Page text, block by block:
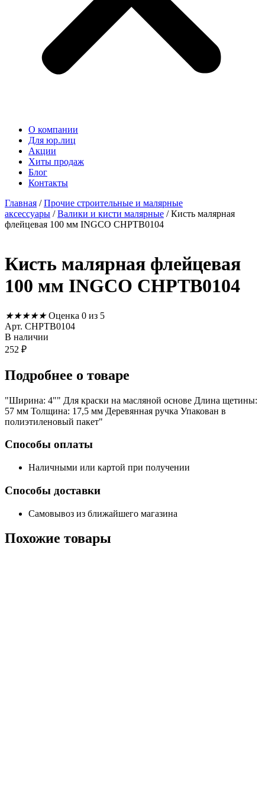
О компании
Для юр.лиц
Акции
Хиты продаж
Блог
Контакты
Главная /Прочие строительные и малярные
аксессуары /Валики и кисти малярные / Кисть малярная
флейцевая 100 мм INGCO CHPTB0104
Кисть малярная флейцевая
100 мм INGCO CHPTB0104
★★★★★ Оценка 0 из 5
Арт. CHPTB0104
В наличии
252 ₽
Подробнее о товаре
"Ширина: 4"" Для краски на масляной основе Длина щетины:
57 мм Толщина: 17,5 мм Деревянная ручка Упакован в
полиэтиленовый пакет"
Способы оплаты
Наличными или картой при получении
Способы доставки
Самовывоз из ближайшего магазина
Похожие товары